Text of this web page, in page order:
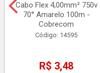
Cabo Flex 4,00mm² 750v
70° Amarelo 100m -
Cobrecom
Código: 14595
R$ 3,48